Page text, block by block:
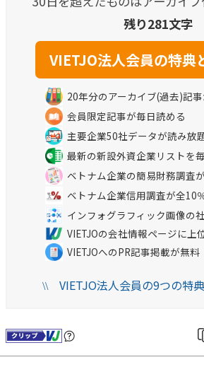
残り281文字
20年分のアーカイブ(過去)記
会員限定記事が毎日読める
主要企業50社データが読み放
最新の新設外資企業リストを
ベトナム企業の簡易財務調査
ベトナム企業信用調査が全10
インフォグラフィック画像の
VIETJOの会社情報ページに上
VIETJOへのPR記事掲載が無料
\\VIETJO法人会員の9つの特